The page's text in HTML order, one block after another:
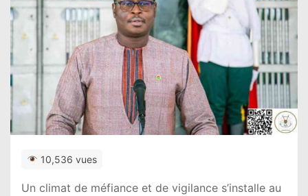
10,536 vues
Un climat de méfiance et de vigilance s’installe au